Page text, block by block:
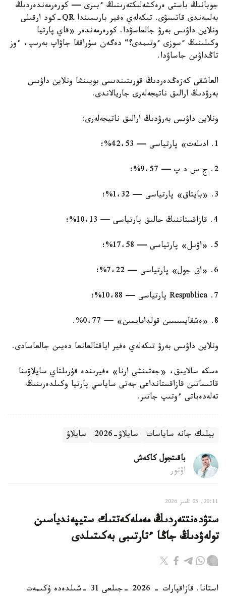
جوبانىڭ باستى ەرەكشەلىكتەرىنىڭ ءبىرى — كورەرمەندەردىڭ
بەلسەندى قاتىسۋى. تىكەلەي ەفير بارىسىندا QR-كود ارقىلى
ونلاين داۋىس بەرۋ جالعاسۋدا. كورەرمەندەر «قاي پارتيا
وكىلىنىڭ ءسوزى ءوتىمدى؟“ دەگەن سۇراققا جاۋاپ بەرىپ، ءوز
تاڭداۋىن جاساۋدا.
العاشقى كەزەڭدەردىڭ قورىتىندىسى بويىنشا ونلاين داۋىس
بەرۋدىڭ ارالىق ناتيجەلەرى جاريالاندى.
ونلاين داۋىس بەرۋدىڭ ارالىق ناتيجەلەرى:
1. ادىلەت» پارتياسى — 42،53%؛
2. ج س د پ — 9،57%؛
3. «بايتاق» پارتياسى — 1،32%؛
4. قازاقستاننىڭ حالىق پارتياسى — 10،13%؛
5. «اۋىل» پارتياسى — 17،58%؛
6. «اق جول» پارتياسى — 7،22%؛
7. Respublica پارتياسى — 10،88%؛
8. «ەشقايسىسىن قولدامايمىن» — 0،77%.
ونلاين داۋىس بەرۋ تىكەلەي ەفير اياقتالعانعا دەيىن جالعاسادى.
ەسكە سالايىق، «جەتىنشى ارنا» ەفيرىندە قۇرىلتاي سايلاۋىنا
قاتىساتىن قازاقستانداعى جەتى ساياسي پارتيا وكىلدەرىنىڭ
تەلەدەباتى ءوتىپ جاتىر.
بيلىك جانە ساياسات سايلاۋ-2026 سايلاۋ
باقىتجول كاكەش
اۆتور
20:11, 05 تامىز 2026
ستۋدەنتتەردىڭ مەملەكەتتىك ستيپەندياسىن
تولەۋدىڭ جاڭا ءتارتىبى بەكىتىلدى
استانا. قازاقپارات - 2026 -جىلعى 31 -شىلدەدە ۇكىمەت